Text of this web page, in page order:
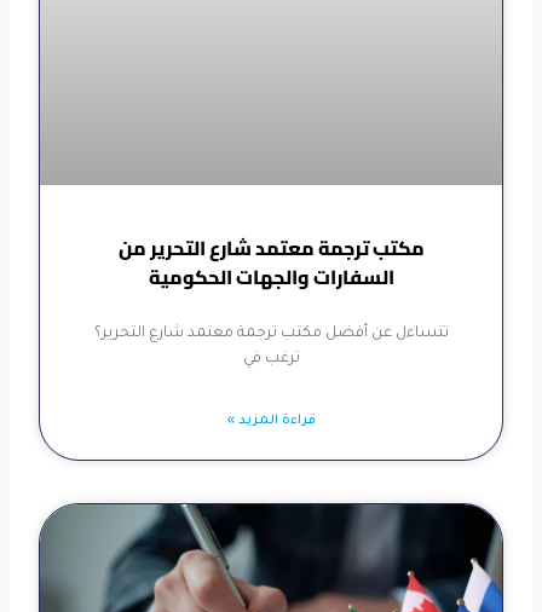
مكتب ترجمة معتمد شارع التحرير من
السفارات والجهات الحكومية
تتساءل عن أفضل مكتب ترجمة معتمد شارع التحرير؟
ترغب في
قراءة المزيد »